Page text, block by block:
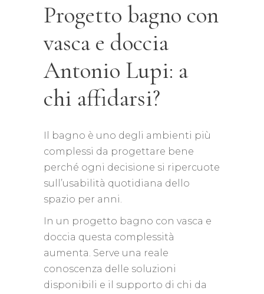
Progetto bagno con
vasca e doccia
Antonio Lupi: a
chi affidarsi?
Il bagno è uno degli ambienti più
complessi da progettare bene
perché ogni decisione si ripercuote
sull’usabilità quotidiana dello
spazio per anni.
In un progetto bagno con vasca e
doccia questa complessità
aumenta. Serve una reale
conoscenza delle soluzioni
disponibili e il supporto di chi da